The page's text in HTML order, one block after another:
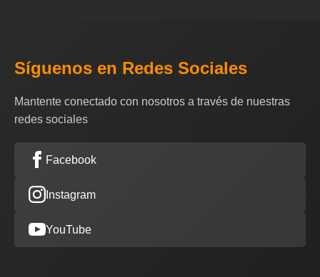
Síguenos en Redes Sociales
Mantente conectado con nosotros a través de nuestras
redes sociales
Facebook
Instagram
YouTube